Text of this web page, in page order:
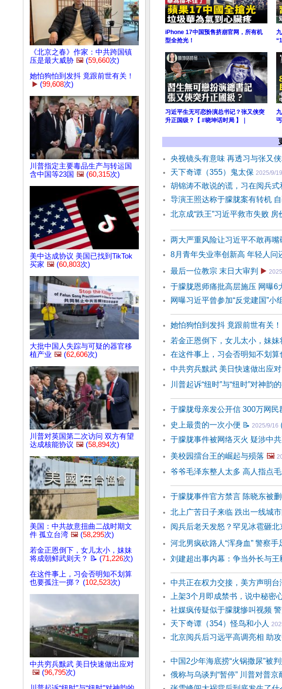
《北京之春》作家：中共跨国镇
压是最大威胁 🖼️ (59,660次)
她怕狗怕到发抖 竟跟前世有关！
▶️ (99,608次)
川普指定主要毒品生产与转运国
含中国等23国 🖼️ (60,315次)
美中达成协议 美国已找到TikTok
买家 🖼️ (60,803次)
大批中国人失踪与可疑的器官移
植产业 🖼️ (62,606次)
川普对英国第二次访问 双方有望
达成核能协议 🖼️ (58,894次)
美国：中共故意扭曲二战时期文
件 孤立台湾 🖼️ (58,295次)
若金正恩倒下，女儿太小，妹妹
将成朝鲜武则天？ 📝 (71,226次)
在这件事上，习会否明知不划算
也要孤注一掷？ (102,523次)
中共穷兵黩武 美日快速做出应对
🖼️ (96,795次)
iPhone 17中国预售挤崩官网，所有机
型全抢光！
习近平生无可恋扮演总书记？张又侠突
升正国级？【 #晓坤话时局 】｜
央视镜头有意味 再透习与张又
天下奇谭（355）鬼太保 2025/9/19
胡锦涛不敢说的谎，习在阅兵
导演王照达称于朦胧案有转机
北京成“跌王”习近平救市失败 房
两大严重风险让习近平不敢再嘴
8月青年失业率创新高 年轻人问
最后一位教宗 末日大审判 ▶️
于朦胧恩师痛批高层施压 网曝6
网曝习近平曾参加“反党建国”小
她怕狗怕到发抖 竟跟前世有关！
若金正恩倒下，女儿太小，妹妹
在这件事上，习会否明知不划算
中共穷兵黩武 美日快速做出应对
川普起诉“纽时”与“纽时”对神韵
于朦胧母亲发公开信 300万网民
史上最贵的一次小便 📝 2025/9/16
于朦胧事件被网络灭火 疑涉中
美校园擂台王的崛起与殒落 🖼️
爷爷毛泽东整人太多 高人指点
于朦胧事件官方禁言 陈晓东被
北上广苦日子来临 跌出一线城
阅兵后老天发怒？罕见冰雹砸
河北男疯砍路人“浑身血” 警察手
刘建超出事内幕：争当外长与
中共正在权力交接，美方声明台
上架3个月即成禁书，说中秘密
社媒疯传疑似于朦胧惨叫视频
天下奇谭（354）怪鸟和小人
北京阅兵后习远平高调亮相 助
中国2少年海底捞“火锅撒尿”被
俄称与乌谈判“暂停” 川普对普京